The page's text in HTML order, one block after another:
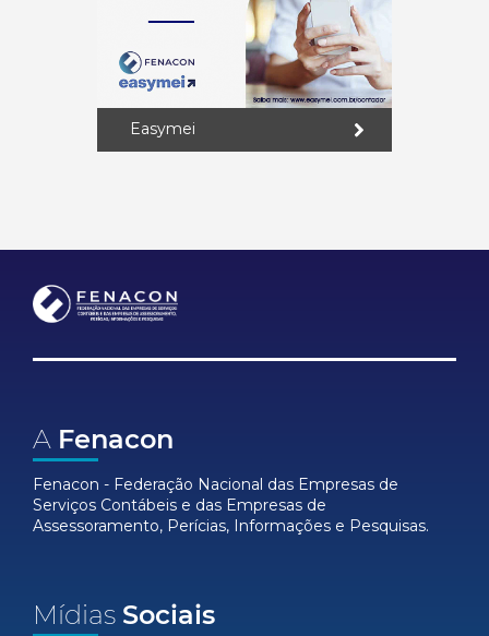
Easymei
A Fenacon
Fenacon - Federação Nacional das Empresas de
Serviços Contábeis e das Empresas de
Assessoramento, Perícias, Informações e Pesquisas.
Mídias Sociais